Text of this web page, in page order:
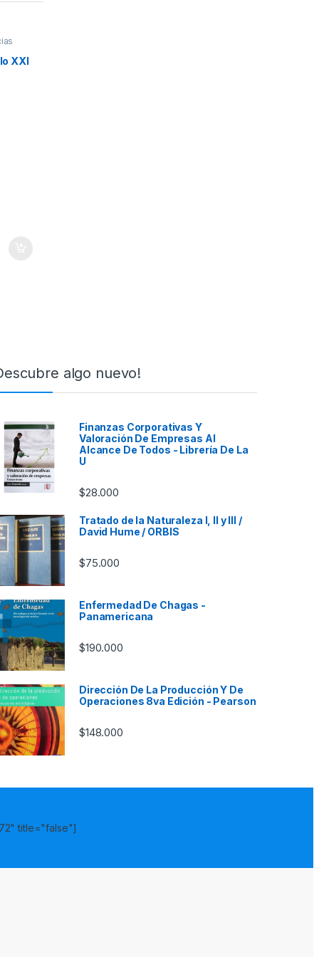
,
XXI
algo nuevo!
Finanzas Corporativas Y
Valoración De Empresas Al
Alcance De Todos - Librería De La
U
$28.000
Tratado de la Naturaleza I, II y III /
David Hume / ORBIS
$75.000
Enfermedad De Chagas -
Panamericana
$190.000
Dirección De La Producción Y De
Operaciones 8va Edición - Pearson
$148.000
title="false"]